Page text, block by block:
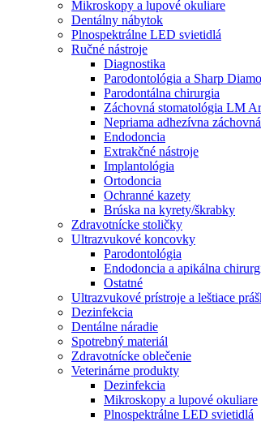
Mikroskopy a lupové okuliare
Dentálny nábytok
Plnospektrálne LED svietidlá
Ručné nástroje
Diagnostika
Parodontológia a Sharp
Parodontálna chirurgia
Záchovná stomatológia LM
Nepriama adhezívna
Endodoncia
Extrakčné nástroje
Implantológia
Ortodoncia
Ochranné kazety
Brúska na kyrety/škrabky
Zdravotnícke stoličky
Ultrazvukové koncovky
Parodontológia
Endodoncia a apikálna
Ostatné
Ultrazvukové prístroje a leštiace
Dezinfekcia
Dentálne náradie
Spotrebný materiál
Zdravotnícke oblečenie
Veterinárne produkty
Dezinfekcia
Mikroskopy a lupové okuliare
Plnospektrálne LED svietidlá